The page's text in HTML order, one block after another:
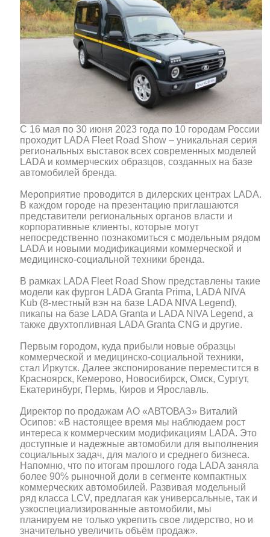
С 16 мая по 30 июня 2023 года по 10 городам России
проходит LADA Fleet Road Show – уникальная серия
региональных выставок всех современных моделей
LADA и коммерческих образцов, созданных на базе
автомобилей бренда.
Мероприятие проводится в дилерских центрах LADA.
В каждом городе на презентацию приглашаются
представители региональных органов власти и
корпоративные клиенты, которые могут
непосредственно познакомиться с модельным рядом
LADA и новыми модификациями коммерческой и
медицинско-социальной техники бренда.
В рамках LADA Fleet Road Show представлены такие
модели как фургон LADA Granta Prima, LADA NIVA
Kub (8-местный вэн на базе LADA NIVA Legend),
пикапы на базе LADA Granta и LADA NIVA Legend, а
также двухтопливная LADA Granta CNG и другие.
Первым городом, куда прибыли новые образцы
коммерческой и медицинско-социальной техники,
стал Иркутск. Далее экспонирование переместится в
Красноярск, Кемерово, Новосибирск, Омск, Сургут,
Екатеринбург, Пермь, Киров и Ярославль.
Директор по продажам АО «АВТОВАЗ» Виталий
Осипов: «В настоящее время мы наблюдаем рост
интереса к коммерческим модификациям LADA. Это
доступные и надежные автомобили для выполнения
социальных задач, для малого и среднего бизнеса.
Напомню, что по итогам прошлого года LADA заняла
более 90% рыночной доли в сегменте компактных
коммерческих автомобилей. Развивая модельный
ряд класса LCV, предлагая как универсальные, так и
узкоспециализированные автомобили, мы
планируем не только укрепить свое лидерство, но и
значительно увеличить объём продаж».